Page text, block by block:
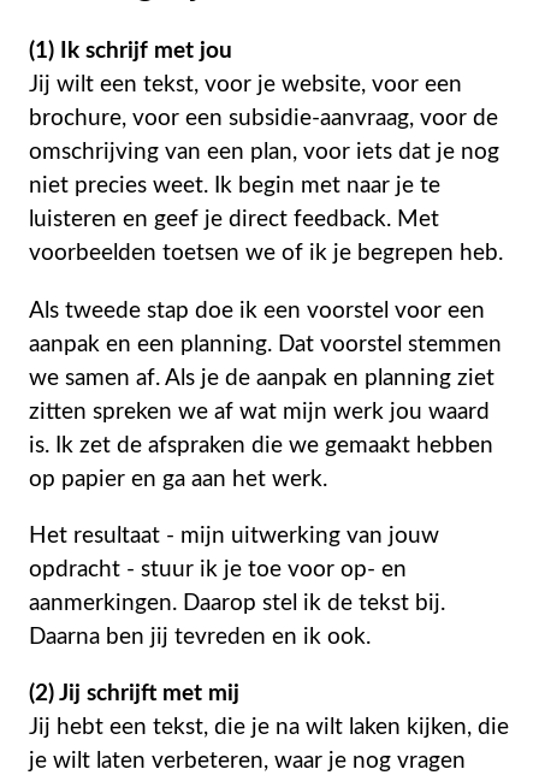
(1) Ik schrijf met jou
Jij wilt een tekst, voor je website, voor een
brochure, voor een subsidie-aanvraag, voor de
omschrijving van een plan, voor iets dat je nog
niet precies weet. Ik begin met naar je te
luisteren en geef je direct feedback. Met
voorbeelden toetsen we of ik je begrepen heb.
Als tweede stap doe ik een voorstel voor een
aanpak en een planning. Dat voorstel stemmen
we samen af. Als je de aanpak en planning ziet
zitten spreken we af wat mijn werk jou waard
is. Ik zet de afspraken die we gemaakt hebben
op papier en ga aan het werk.
Het resultaat - mijn uitwerking van jouw
opdracht - stuur ik je toe voor op- en
aanmerkingen. Daarop stel ik de tekst bij.
Daarna ben jij tevreden en ik ook.
(2) Jij schrijft met mij
Jij hebt een tekst, die je na wilt laken kijken, die
je wilt laten verbeteren, waar je nog vragen